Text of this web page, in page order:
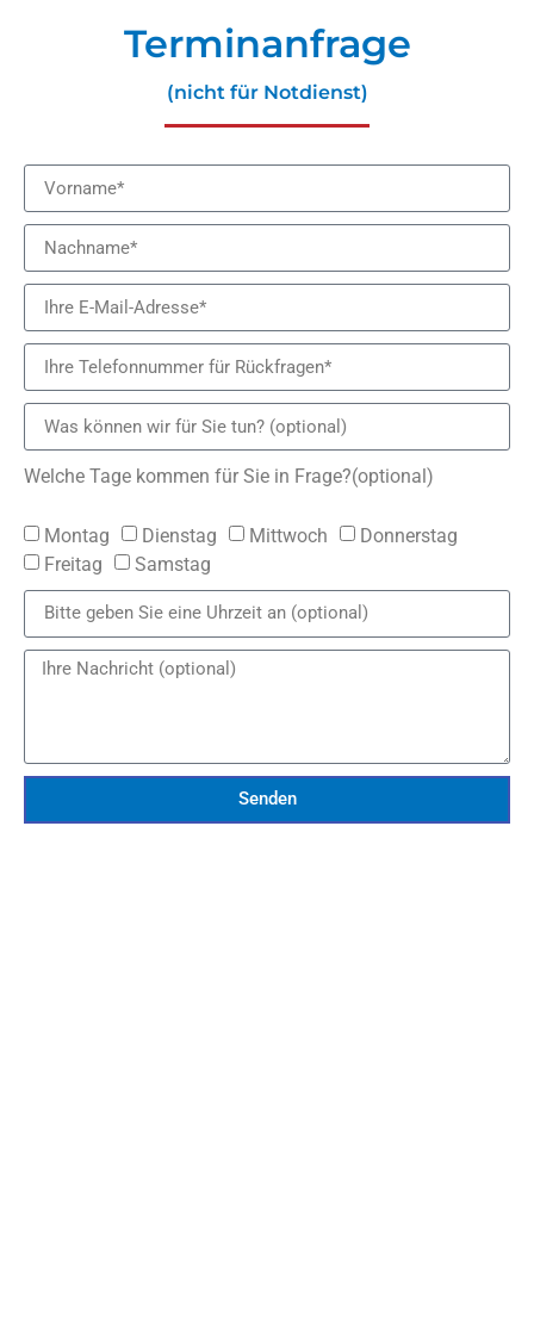
Terminanfrage
(nicht für Notdienst)
Welche Tage kommen für Sie in Frage?(optional)
Montag Dienstag Mittwoch
Donnerstag
Freitag
Samstag
Senden